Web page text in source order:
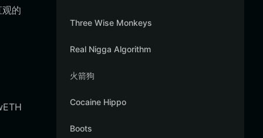
观的
Three Wise Monkeys
Real Nigga Algorithm
火箭狗
Cocaine Hippo
Boots